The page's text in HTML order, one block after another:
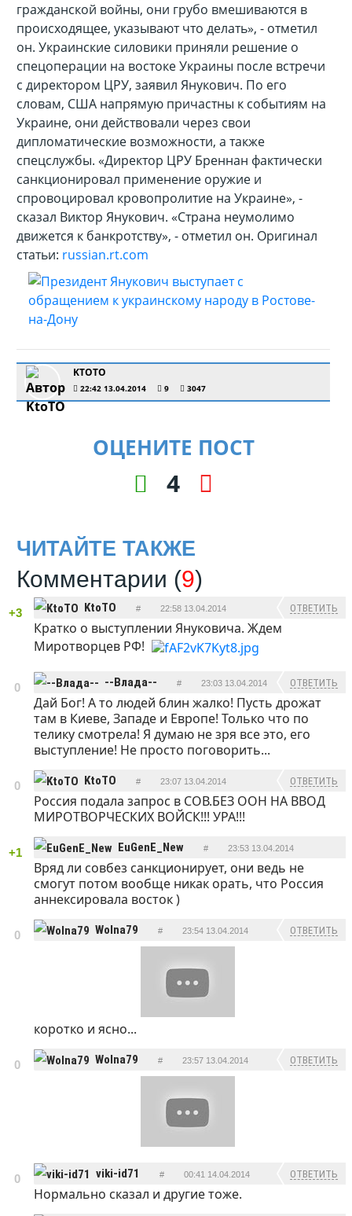
гражданской войны, они грубо вмешиваются в
происходящее, указывают что делать», - отметил
он. Украинские силовики приняли решение о
спецоперации на востоке Украины после встречи
с директором ЦРУ, заявил Янукович. По его
словам, США напрямую причастны к событиям на
Украине, они действовали через свои
дипломатические возможности, а также
спецслужбы. «Директор ЦРУ Бреннан фактически
санкционировал применение оружие и
спровоцировал кровопролитие на Украине», -
сказал Виктор Янукович. «Страна неумолимо
движется к банкротству», - отметил он. Оригинал
статьи: russian.rt.com
KTOTO
22:42 13.04.2014 9 3047
ОЦЕНИТЕ ПОСТ
4
ЧИТАЙТЕ ТАКЖЕ
Комментарии (9)
+3 KtoTO # 22:58 13.04.2014 ОТВЕТИТЬ
Кратко о выступлении Януковича. Ждем
Миротворцев РФ!
0 --Влада-- # 23:03 13.04.2014 ОТВЕТИТЬ
Дай Бог! А то людей блин жалко! Пусть дрожат
там в Киеве, Западе и Европе! Только что по
телику смотрела! Я думаю не зря все это, его
выступление! Не просто поговорить...
0 KtoTO # 23:07 13.04.2014 ОТВЕТИТЬ
Россия подала запрос в СОВ.БЕЗ ООН НА ВВОД
МИРОТВОРЧЕСКИХ ВОЙСК!!! УРА!!!
+1 EuGenE_New # 23:53 13.04.2014
ОТВЕТИТЬ
Вряд ли совбез санкционирует, они ведь не
смогут потом вообще никак орать, что Россия
аннексировала восток )
0 Wolna79 # 23:54 13.04.2014 ОТВЕТИТЬ
коротко и ясно...
0 Wolna79 # 23:57 13.04.2014 ОТВЕТИТЬ
0 viki-id71 # 00:41 14.04.2014 ОТВЕТИТЬ
Нормально сказал и другие тоже.